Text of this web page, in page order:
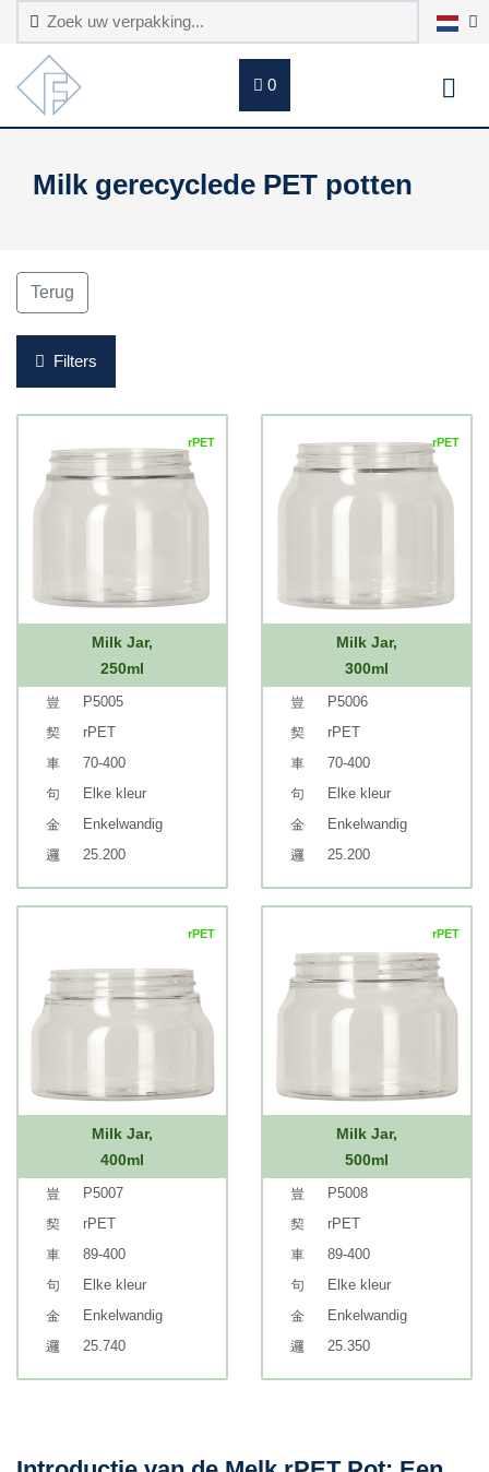
0
Milk gerecyclede PET potten
Terug
Filters
rPET
Milk Jar,
250ml
P5005
rPET
70-400
Elke kleur
Enkelwandig
25.200
rPET
Milk Jar,
300ml
P5006
rPET
70-400
Elke kleur
Enkelwandig
25.200
rPET
Milk Jar,
400ml
P5007
rPET
89-400
Elke kleur
Enkelwandig
25.740
rPET
Milk Jar,
500ml
P5008
rPET
89-400
Elke kleur
Enkelwandig
25.350